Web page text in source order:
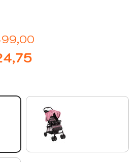
promocional
Rosa Geo